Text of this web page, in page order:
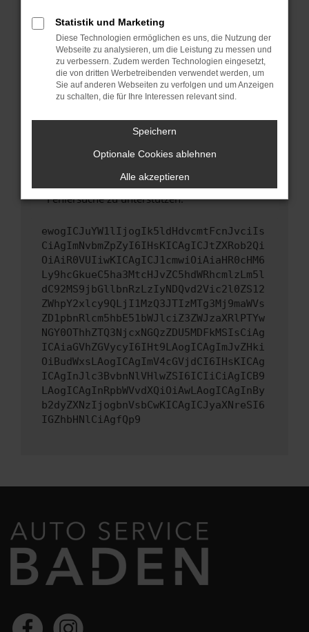
Betriebssystem auf dem neuesten Stand
sind.
Veraltete Software birgt nicht nur ein
Sicherheitsrisiko, sondern kann auch dazu
führen, dass bestimmte Funktionen nicht mehr
unterstützt werden.
Wende dich an den Webseitenbetreiber.
Wenn du alle oben genannten Schritte versucht
hast, kontaktiere uns bitte. Wir werden
uns diesen Text schicken, um uns bei der
Fehlersuche zu unterstützen:
ewogICJuYW1lIjogIk5ldHdvcmtFcnJvciIs
CiAgImNvbmZpZyI6IHsKICAgICJtZXRob2Qi
OiAiR0VUIiwKICAgICJ1cmwiOiAiaHR0cHM6
Ly9hcGkueC5ha3MtcHJvZC5hdWRhcmlzLm5l
dC92MS9jbGllbnRzLzIyNDQvd2Vic2l0ZS12
ZWhpY2xlcy9QLjI1MzQ3JTIzMTg3Mj9maWVs
ZD1pbnRlcm5hbE51bWJlciZ3ZWJzaXRlPTYw
NGY0OThhZTQ3NjcxNGQzZDU5MDFkMSIsCiAg
ICAiaGVhZGVycyI6IHt9LAogICAgImJvZHki
OiBudWxsLAogICAgImV4cGVjdCI6IHsKICAg
ICAgInJlc3BvbnNlVHlwZSI6ICIiCiAgICB9
LAogICAgInRpbWVvdXQiOiAwLAogICAgInBy
b2dyZXNzIjogbnVsbCwKICAgICJyaXNreSI6
IGZhbHNlCiAgfQp9
Statistik und Marketing
Diese Technologien ermöglichen es uns, die Nutzung der
Webseite zu analysieren, um die Leistung zu messen und
zu verbessern. Zudem werden Technologien eingesetzt,
die von dritten Werbetreibenden verwendet werden, um
Sie auf anderen Webseiten zu verfolgen und um Anzeigen
zu schalten, die für Ihre Interessen relevant sind.
Speichern
Optionale Cookies ablehnen
Alle akzeptieren